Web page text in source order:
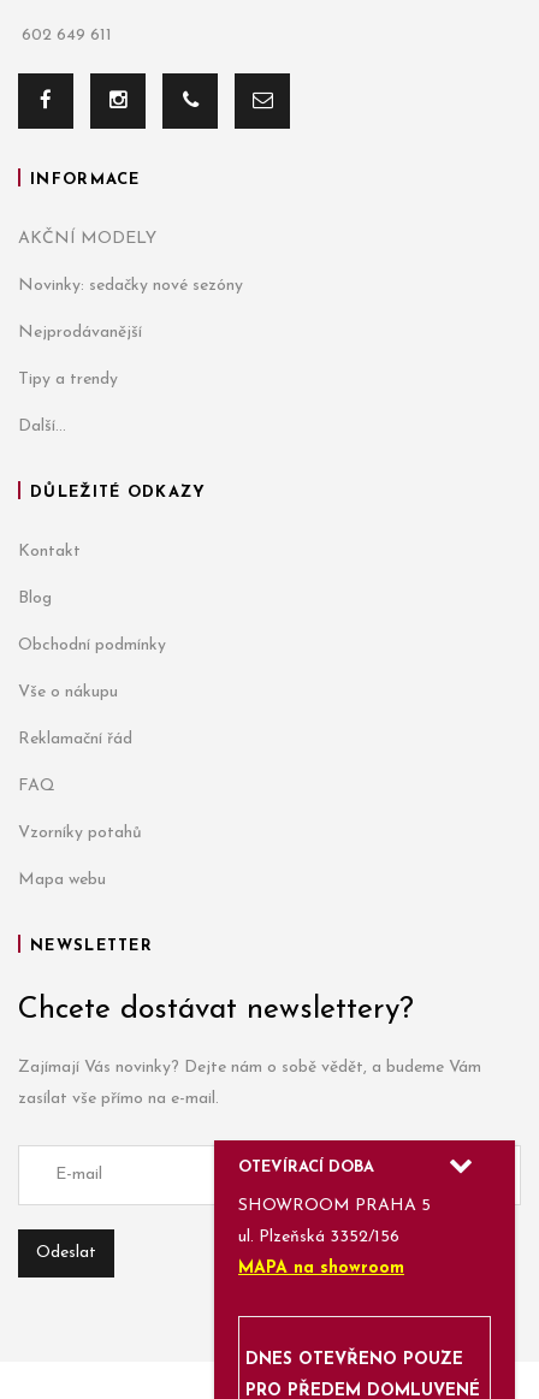
602 649 611
INFORMACE
AKČNÍ MODELY
Novinky: sedačky nové sezóny
Nejprodávanější
Tipy a trendy
Další...
DŮLEŽITÉ ODKAZY
Kontakt
Blog
Obchodní podmínky
Vše o nákupu
Reklamační řád
FAQ
Vzorníky potahů
Mapa webu
NEWSLETTER
Chcete dostávat newslettery?
Zajímají Vás novinky? Dejte nám o sobě vědět, a budeme Vám
zasílat vše přímo na e-mail.
OTEVÍRACÍ DOBA
SHOWROOM PRAHA 5
ul. Plzeňská 3352/156
MAPA na showroom
DNES OTEVŘENO POUZE
PRO PŘEDEM DOMLUVENÉ